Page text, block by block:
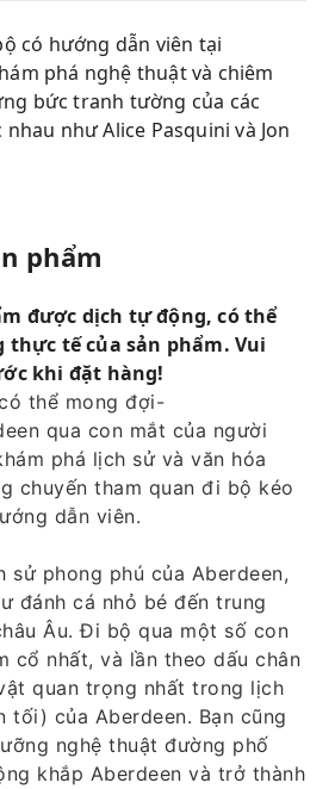
có hướng dẫn viên tại
phá nghệ thuật và chiêm
bức tranh tường của các
như Alice Pasquini và Jon
phẩm
được dịch tự động, có thể
thực tế của sản phẩm. Vui
khi đặt hàng!
thể mong đợi-
qua con mắt của người
phá lịch sử và văn hóa
chuyến tham quan đi bộ kéo
dẫn viên.
sử phong phú của Aberdeen,
đánh cá nhỏ bé đến trung
Âu. Đi bộ qua một số con
cổ nhất, và lần theo dấu chân
quan trọng nhất trong lịch
tối) của Aberdeen. Bạn cũng
nghệ thuật đường phố
khắp Aberdeen và trở thành